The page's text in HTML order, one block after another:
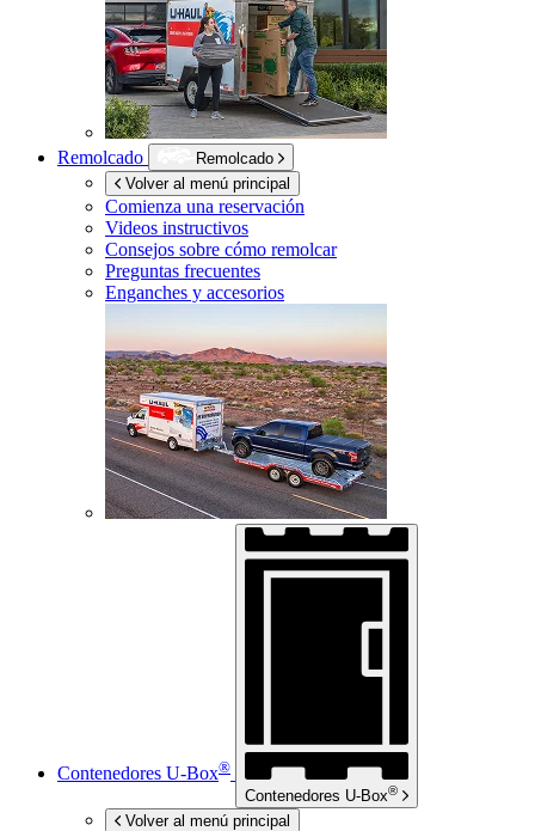
Remolcado
Remolcado
Volver al menú principal
Comienza una reservación
Videos instructivos
Consejos sobre cómo remolcar
Preguntas frecuentes
Enganches y accesorios
Contenedores U-Box®
Contenedores U-Box®
Volver al menú principal